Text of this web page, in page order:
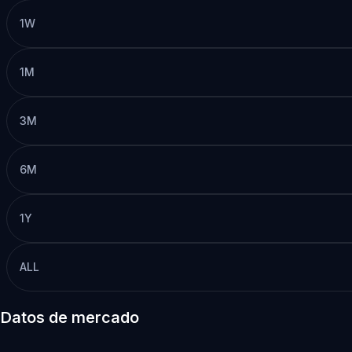
1W
1M
3M
6M
1Y
ALL
Datos de mercado